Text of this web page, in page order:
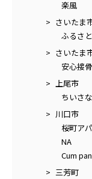
楽風
さいたま
ふるさ
さいたま
安心接
上尾市
ちいさ
川口市
桜町ア
NA
Cum
三芳町